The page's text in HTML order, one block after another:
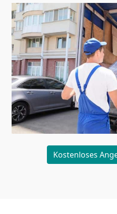
Kostenloses